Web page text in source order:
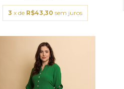
3 x de R$43,30 sem juros